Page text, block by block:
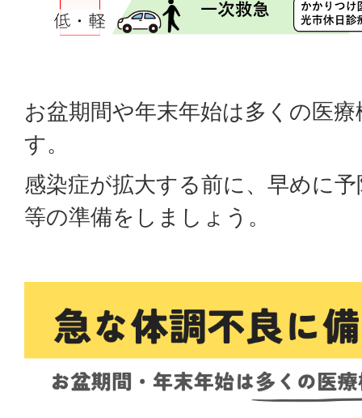
お盆期間や年末年始は多くの医
す。
感染症が拡大する前に、早めに
等の準備をしましょう。